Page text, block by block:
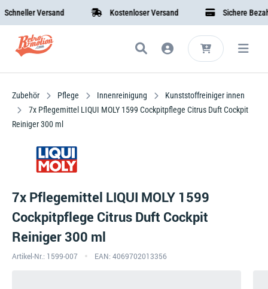
Versand Kostenloser Versand Sichere
Zubehör Pflege Innenreinigung
Kunststoffreiniger innen
7x Pflegemittel LIQUI MOLY 1599 Cockpitpflege Citrus Duft Cockpit
Reiniger 300 ml
7x Pflegemittel LIQUI MOLY 1599
Cockpitpflege Citrus Duft Cockpit
Reiniger 300 ml
Artikel-Nr.: 1599-007 EAN: 4069702013356